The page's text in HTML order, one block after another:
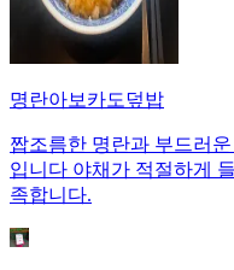
명란아보카도덮밥
짭조름한 명란과 부드러
입니다 야채가 적절하게
족합니다.